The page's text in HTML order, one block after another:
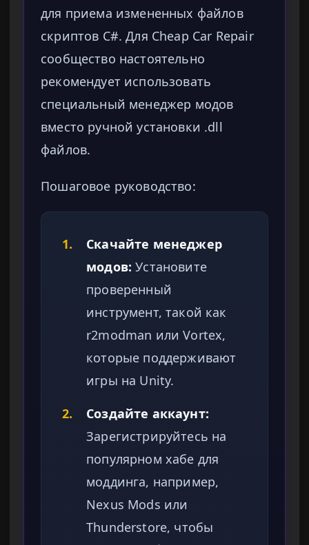
для приема измененных файлов
скриптов C#. Для Cheap Car Repair
сообщество настоятельно
рекомендует использовать
специальный менеджер модов
вместо ручной установки .dll
файлов.
Пошаговое руководство:
1.
Скачайте менеджер
модов: Установите
проверенный
инструмент, такой как
r2modman или Vortex,
которые поддерживают
игры на Unity.
2.
Создайте аккаунт:
Зарегистрируйтесь на
популярном хабе для
моддинга, например,
Nexus Mods или
Thunderstore, чтобы